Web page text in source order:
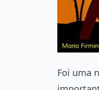
Foi uma